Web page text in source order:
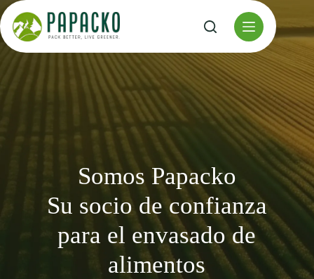
al
contenido
Somos Papacko
Su socio de confianza
para el envasado de
alimentos